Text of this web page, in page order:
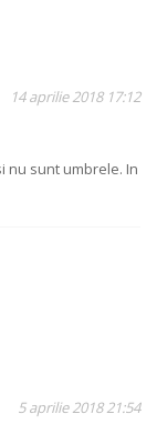
14 aprilie 2018 17:12
nu sunt umbrele. In
5 aprilie 2018 21:54